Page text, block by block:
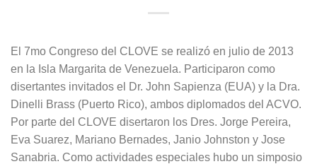
El 7mo Congreso del CLOVE se realizó en julio de 2013
en la Isla Margarita de Venezuela. Participaron como
disertantes invitados el Dr. John Sapienza (EUA) y la Dra.
Dinelli Brass (Puerto Rico), ambos diplomados del ACVO.
Por parte del CLOVE disertaron los Dres. Jorge Pereira,
Eva Suarez, Mariano Bernades, Janio Johnston y Jose
Sanabria. Como actividades especiales hubo un simposio